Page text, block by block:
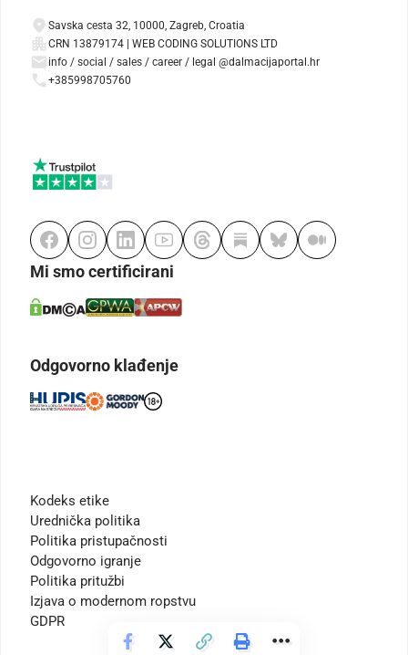
Savska cesta 32, 10000, Zagreb, Croatia
CRN 13879174 | WEB CODING SOLUTIONS LTD
info / social / sales / career / legal @dalmacijaportal.hr
+385998705760
Mi smo certificirani
Odgovorno klađenje
Kodeks etike
Urednička politika
Politika pristupačnosti
Odgovorno igranje
Politika pritužbi
Izjava o modernom ropstvu
GDPR